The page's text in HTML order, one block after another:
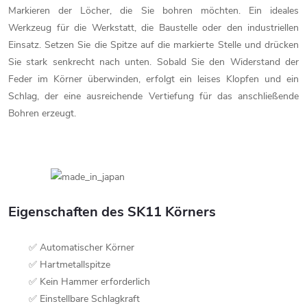
Markieren der Löcher, die Sie bohren möchten. Ein ideales
Werkzeug für die Werkstatt, die Baustelle oder den industriellen
Einsatz. Setzen Sie die Spitze auf die markierte Stelle und drücken
Sie stark senkrecht nach unten. Sobald Sie den Widerstand der
Feder im Körner überwinden, erfolgt ein leises Klopfen und ein
Schlag, der eine ausreichende Vertiefung für das anschließende
Bohren erzeugt.
Eigenschaften des SK11 Körners
✅ Automatischer Körner
✅ Hartmetallspitze
✅ Kein Hammer erforderlich
✅ Einstellbare Schlagkraft